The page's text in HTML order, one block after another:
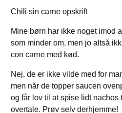
Chili sin carne opskrift
Mine børn har ikke noget imod
som minder om, men jo altså
con carne med kød.
Nej, de er ikke vilde med for
men når de topper saucen
og får lov til at spise lidt nachos
overtale. Prøv selv derhjemme!